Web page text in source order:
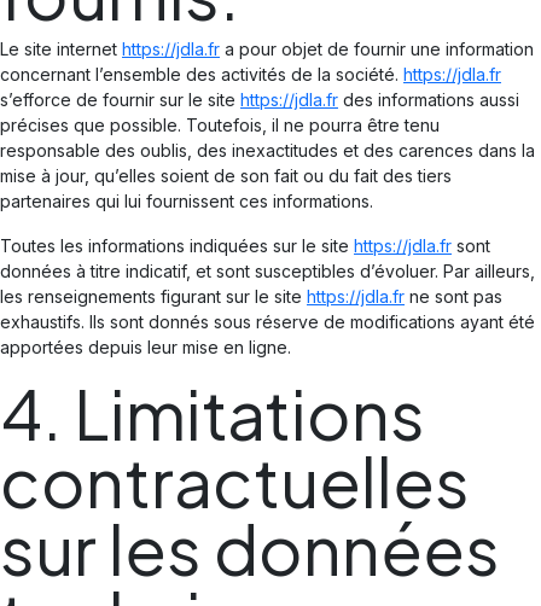
Le site internet https://jdla.fr a pour objet de fournir une information
concernant l’ensemble des activités de la société. https://jdla.fr
s’efforce de fournir sur le site https://jdla.fr des informations aussi
précises que possible. Toutefois, il ne pourra être tenu
responsable des oublis, des inexactitudes et des carences dans la
mise à jour, qu’elles soient de son fait ou du fait des tiers
partenaires qui lui fournissent ces informations.
Toutes les informations indiquées sur le site https://jdla.fr sont
données à titre indicatif, et sont susceptibles d’évoluer. Par ailleurs,
les renseignements figurant sur le site https://jdla.fr ne sont pas
exhaustifs. Ils sont donnés sous réserve de modifications ayant été
apportées depuis leur mise en ligne.
4. Limitations
contractuelles
sur les données